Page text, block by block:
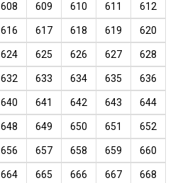
608 609 610 611 612
616 617 618 619 620
624 625 626 627 628
632 633 634 635 636
640 641 642 643 644
648 649 650 651 652
656 657 658 659 660
664 665 666 667 668